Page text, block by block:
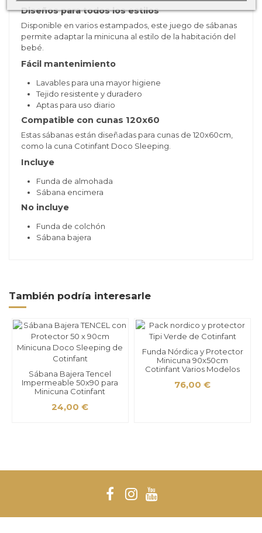
Diseños para todos los estilos
Disponible en varios estampados, este juego de sábanas
permite adaptar la minicuna al estilo de la habitación del
bebé.
Fácil mantenimiento
Lavables para una mayor higiene
Tejido resistente y duradero
Aptas para uso diario
Compatible con cunas 120x60
Estas sábanas están diseñadas para cunas de 120x60cm,
como la cuna Cotinfant Doco Sleeping.
Incluye
Funda de almohada
Sábana encimera
No incluye
Funda de colchón
Sábana bajera
También podría interesarle
Sábana Bajera Tencel
Impermeable 50x90 para
Minicuna Cotinfant
24,00 €
Funda Nórdica y Protector
Minicuna 90x50cm
Cotinfant Varios Modelos
76,00 €